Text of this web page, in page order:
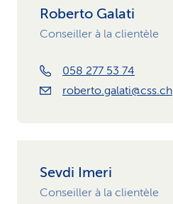
Roberto Galati
Conseiller à la clientèle
058 277 53 74
roberto.galati@css.ch
Sevdi Imeri
Conseiller à la clientèle